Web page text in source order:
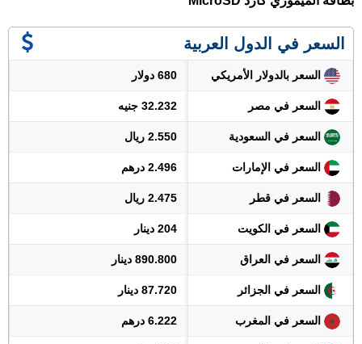
السعر في الدول العربية
السعر بالدولار الأمريكي 680 دولار
السعر في مصر 32.232 جنيه
السعر في السعودية 2.550 ريال
السعر في الإمارات 2.496 درهم
السعر في قطر 2.475 ريال
السعر في الكويت 204 دينار
السعر في العراق 890.800 دينار
السعر في الجزائر 87.720 دينار
السعر في المغرب 6.222 درهم